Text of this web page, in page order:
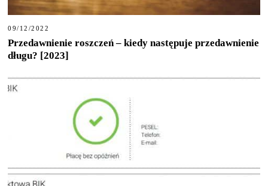
09/12/2022
Przedawnienie roszczeń – kiedy następuje przedawnienie
długu? [2023]